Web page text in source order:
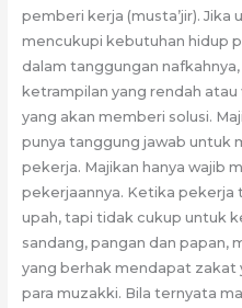
pemberi kerja (musta’jir). Jika
mencukupi kebutuhan hidup
dalam tanggungan
ketrampilan yang rendah atau
yang akan memberi solusi.
punya tanggung jawab untuk
pekerja. Majikan hanya wajib
pekerjaannya. Ketika
upah, tapi tidak cukup untuk
sandang, pangan dan papan,
yang berhak mendapat zakat
para muzakki. Bila ternyata